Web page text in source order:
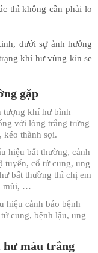
thì không cần phải lo
dưới sự ảnh hưởng
khí hư vùng kín se
gặp
tượng khí hư bình
với lòng trắng trứng
kéo thành sợi.
hiệu bất thường, cảnh
tuyến, cổ tử cung, ung
bất thường thì chị em
mùi, …
hiệu cảnh báo bệnh
cung, bệnh lậu, ung
hư màu trắng